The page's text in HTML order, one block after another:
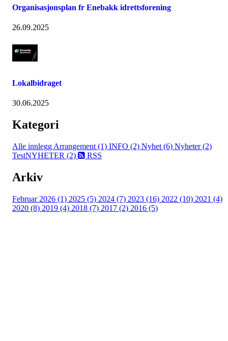
Organisasjonsplan fr Enebakk idrettsforening
26.09.2025
Lokalbidraget
30.06.2025
Kategori
Alle innlegg Arrangement (1) INFO (2) Nyhet (6) Nyheter (2)
TestNYHETER (2)
RSS
Arkiv
Februar 2026 (1) 2025 (5) 2024 (7) 2023 (16) 2022 (10) 2021 (4)
2020 (8) 2019 (4) 2018 (7) 2017 (2) 2016 (5)